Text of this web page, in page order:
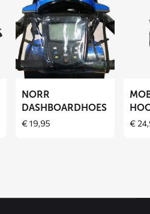
meer
over
NORR
dashboardhoes
NORR
DASHBOARDHOES
€19,95 €